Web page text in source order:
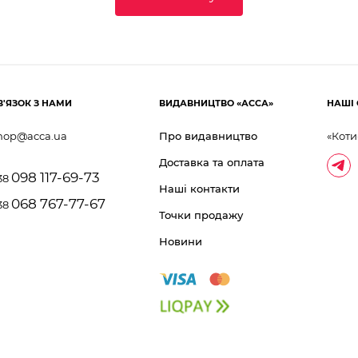
З НАМИ
098 117-69-73
068 767-77-67
ВИДАВНИЦТВО «АССА»
Про видавництво
Доставка та оплата
Наші контакти
Точки продажу
Новини
НАШІ